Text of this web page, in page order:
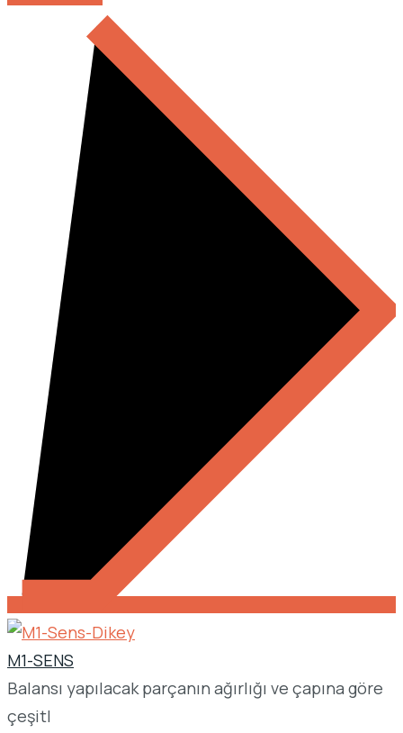
M1-SENS
Balansı yapılacak parçanın ağırlığı ve çapına göre
çeşitl